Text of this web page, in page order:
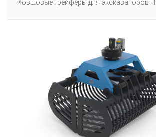
Ковшовые грейферы для экскаваторов